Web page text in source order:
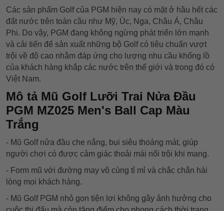
Các sản phẩm Golf của PGM hiện nay có mặt ở hầu hết các
đất nước trên toàn cầu như Mỹ, Úc, Nga, Châu Á, Châu
Phi. Do vậy, PGM đang không ngừng phát triển lớn mạnh
và cải tiến để sản xuất những bộ Golf có tiêu chuẩn vượt
trội về độ cao nhằm đáp ứng cho lượng nhu cầu khổng lồ
của khách hàng khắp các nước trên thế giới và trong đó có
Việt Nam.
Mô tả Mũ Golf Lưỡi Trai Nửa Đầu
PGM MZ025 Men's Ball Cap Màu
Trắng
- Mũ Golf nửa đầu che nắng, bụi siêu thoáng mát, giúp
người chơi có được cảm giác thoải mái nổi trội khi mang.
- Form mũ với đường may vô cùng tỉ mỉ và chắc chắn hài
lòng mọi khách hàng.
- Mũ Golf PGM nhỏ gọn tiện lợi không gây ảnh hưởng cho